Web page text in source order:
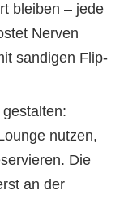
bleiben – jede
Nerven
sandigen Flip-
nutzen,
Die
an der